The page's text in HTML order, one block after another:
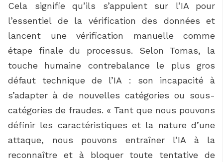
Cela signifie qu’ils s’appuient sur l’IA pour
l’essentiel de la vérification des données et
lancent une vérification manuelle comme
étape finale du processus. Selon Tomas, la
touche humaine contrebalance le plus gros
défaut technique de l’IA : son incapacité à
s’adapter à de nouvelles catégories ou sous-
catégories de fraudes. « Tant que nous pouvons
définir les caractéristiques et la nature d’une
attaque, nous pouvons entraîner l’IA à la
reconnaître et à bloquer toute tentative de